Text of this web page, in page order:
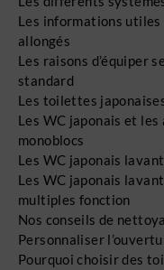
Les informations utiles
allongés
Les raisons d’équiper
standard
Les toilettes
Les WC japonais et
monoblocs
Les WC japonais
Les WC japonais
multiples fonction
Nos conseils de
Personnaliser
Pourquoi choisir des